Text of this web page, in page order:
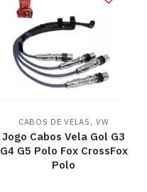
CABOS DE VELAS ,VW
Jogo Cabos Vela Gol G3
G4 G5 Polo Fox CrossFox
Polo